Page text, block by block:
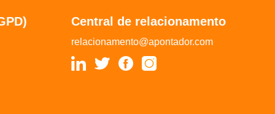
Central de relacionamento
relacionamento@apontador.com